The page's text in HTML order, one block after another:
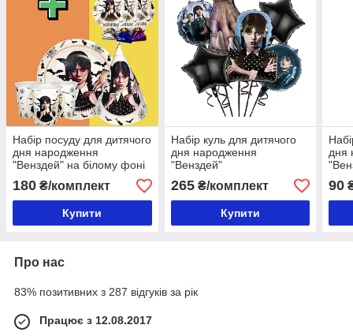
Набір посуду для дитячого
дня народження
"Венздей" на білому фоні
180 ₴/комплект
Купити
Набір куль для дитячого
дня народження
"Венздей"
265₴/комплект
Купити
дня
90
Про нас
83% позитивних з 287 відгуків за рік
Працює з 12.08.2017